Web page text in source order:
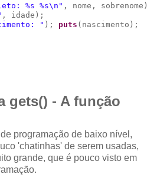
%s %s\n " , nome,
, idade);
" ); puts (nascimento);
gets() - A função
programação de baixo nível,
'chatinhas' de serem usadas,
grande, que é pouco visto em